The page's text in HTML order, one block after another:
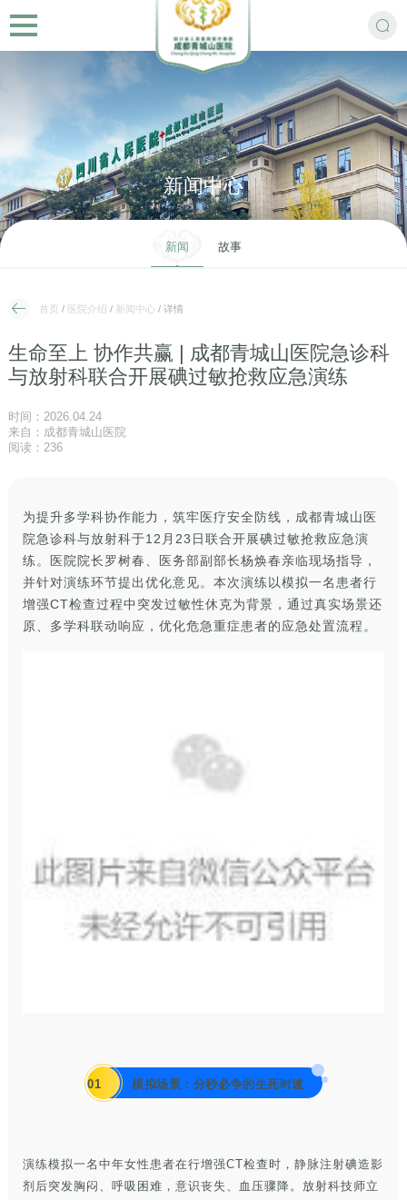
新闻中心
新闻 故事
首页 / 医院介绍 / 新闻中心/ 详情
‌生命至上 协作共赢 | 成都青城山医院急诊科
与放射科联合开展碘过敏抢救应急演练
时间：2026.04.24
来自：成都青城山医院
阅读：236
为提升多学科协作能力，筑牢医疗安全防线，成都青城山医
院急诊科与放射科于12月23日联合开展碘过敏抢救应急演
练。医院院长罗树春、医务部副部长杨焕春亲临现场指导，
并针对演练环节提出优化意见。本次演练以模拟一名患者行
增强CT检查过程中突发过敏性休克为背景，通过真实场景还
原、多学科联动响应，优化危急重症患者的应急处置流程。
01 模拟场景：分秒必争的生死时速
演练模拟一名中年女性患者在行增强CT检查时，静脉注射碘造影
剂后突发胸闷、呼吸困难，意识丧失、血压骤降。放射科技师立